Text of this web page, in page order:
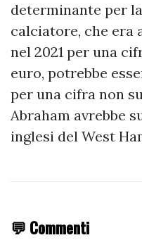
determinante per
calciatore, che era
nel 2021 per una
euro, potrebbe
per una cifra non
Abraham avrebbe
inglesi del West
💬 Commenti